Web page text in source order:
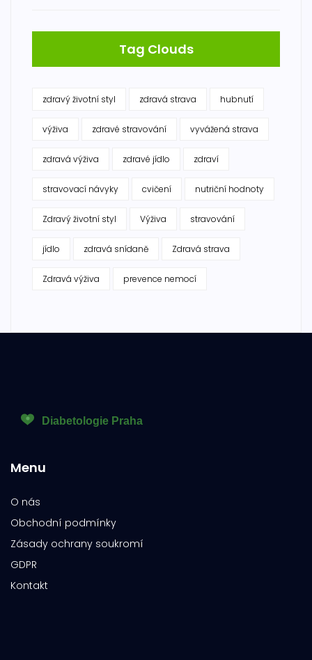
Tag Clouds
zdravý životní styl zdravá strava hubnutí
výživa zdravé stravování vyvážená strava
zdravá výživa zdravé jídlo zdraví
stravovací návyky cvičení nutriční hodnoty
Zdravý životní styl Výživa stravování
jídlo zdravá snídaně Zdravá strava
Zdravá výživa prevence nemocí
Menu
O nás
Obchodní podmínky
Zásady ochrany soukromí
GDPR
Kontakt